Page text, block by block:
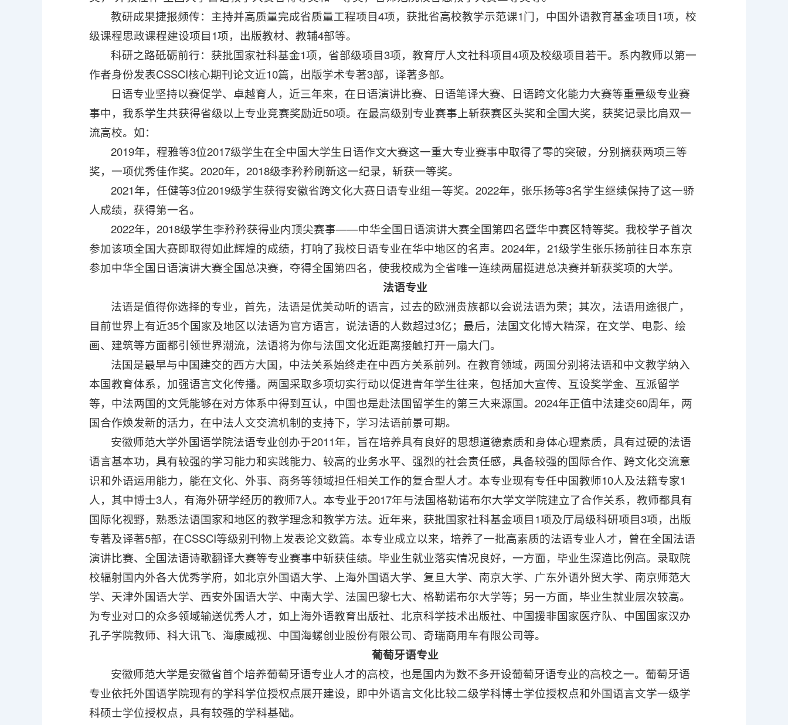
教研成果捷报频传：主持并高质量完成省质量工程项目4项，获批省高校教学示范课1门，中国外语教育基金项目1项，校
级课程思政课程建设项目1项，出版教材、教辅4部等。
科研之路砥砺前行：获批国家社科基金1项，省部级项目3项，教育厅人文社科项目4项及校级项目若干。系内教师以第一
作者身份发表CSSCI核心期刊论文近10篇，出版学术专著3部，译著多部。
日语专业坚持以赛促学、卓越育人，近三年来，在日语演讲比赛、日语笔译大赛、日语跨文化能力大赛等重量级专业赛
事中，我系学生共获得省级以上专业竞赛奖励近50项。在最高级别专业赛事上斩获赛区头奖和全国大奖，获奖记录比肩双一
流高校。如：
2019年，程雅等3位2017级学生在全中国大学生日语作文大赛这一重大专业赛事中取得了零的突破，分别摘获两项三等
奖，一项优秀佳作奖。2020年，2018级李矜矜刷新这一纪录，斩获一等奖。
2021年，任健等3位2019级学生获得安徽省跨文化大赛日语专业组一等奖。2022年，张乐扬等3名学生继续保持了这一骄
人成绩，获得第一名。
2022年，2018级学生李矜矜获得业内顶尖赛事——中华全国日语演讲大赛全国第四名暨华中赛区特等奖。我校学子首次
参加该项全国大赛即取得如此辉煌的成绩，打响了我校日语专业在华中地区的名声。2024年，21级学生张乐扬前往日本东京
参加中华全国日语演讲大赛全国总决赛，夺得全国第四名，使我校成为全省唯一连续两届挺进总决赛并斩获奖项的大学。
法语专业
法语是值得你选择的专业，首先，法语是优美动听的语言，过去的欧洲贵族都以会说法语为荣；其次，法语用途很广，
目前世界上有近35个国家及地区以法语为官方语言，说法语的人数超过3亿；最后，法国文化博大精深，在文学、电影、绘
画、建筑等方面都引领世界潮流，法语将为你与法国文化近距离接触打开一扇大门。
法国是最早与中国建交的西方大国，中法关系始终走在中西方关系前列。在教育领域，两国分别将法语和中文教学纳入
本国教育体系，加强语言文化传播。两国采取多项切实行动以促进青年学生往来，包括加大宣传、互设奖学金、互派留学
等，中法两国的文凭能够在对方体系中得到互认，中国也是赴法国留学生的第三大来源国。2024年正值中法建交60周年，两
国合作焕发新的活力，在中法人文交流机制的支持下，学习法语前景可期。
安徽师范大学外国语学院法语专业创办于2011年，旨在培养具有良好的思想道德素质和身体心理素质，具有过硬的法语
语言基本功，具有较强的学习能力和实践能力、较高的业务水平、强烈的社会责任感，具备较强的国际合作、跨文化交流意
识和外语运用能力，能在文化、外事、商务等领域担任相关工作的复合型人才。本专业现有专任中国教师10人及法籍专家1
人，其中博士3人，有海外研学经历的教师7人。本专业于2017年与法国格勒诺布尔大学文学院建立了合作关系，教师都具有
国际化视野，熟悉法语国家和地区的教学理念和教学方法。近年来，获批国家社科基金项目1项及厅局级科研项目3项，出版
专著及译著5部，在CSSCI等级别刊物上发表论文数篇。本专业成立以来，培养了一批高素质的法语专业人才，曾在全国法语
演讲比赛、全国法语诗歌翻译大赛等专业赛事中斩获佳绩。毕业生就业落实情况良好，一方面，毕业生深造比例高。录取院
校辐射国内外各大优秀学府，如北京外国语大学、上海外国语大学、复旦大学、南京大学、广东外语外贸大学、南京师范大
学、天津外国语大学、西安外国语大学、中南大学、法国巴黎七大、格勒诺布尔大学等；另一方面，毕业生就业层次较高。
为专业对口的众多领域输送优秀人才，如上海外语教育出版社、北京科学技术出版社、中国援非国家医疗队、中国国家汉办
孔子学院教师、科大讯飞、海康威视、中国海螺创业股份有限公司、奇瑞商用车有限公司等。
葡萄牙语专业
安徽师范大学是安徽省首个培养葡萄牙语专业人才的高校，也是国内为数不多开设葡萄牙语专业的高校之一。葡萄牙语
专业依托外国语学院现有的学科学位授权点展开建设，即中外语言文化比较二级学科博士学位授权点和外国语言文学一级学
科硕士学位授权点，具有较强的学科基础。